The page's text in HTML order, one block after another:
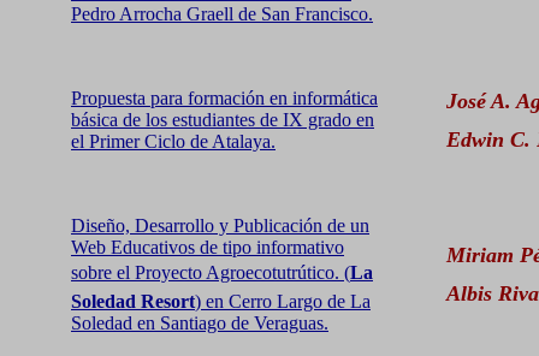
Pedro Arrocha Graell de San Francisco.
Propuesta para formación en informática
básica de los estudiantes de IX grado en
el Primer Ciclo de Atalaya.
José A.
Edwin C.
Diseño, Desarrollo y Publicación de un
Web Educativos de tipo informativo
sobre el Proyecto Agroecotutrútico. (La
Soledad Resort) en Cerro Largo de La
Soledad en Santiago de Veraguas.
Miriam
Albis